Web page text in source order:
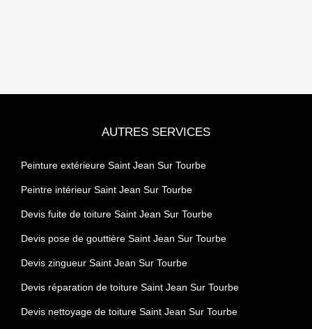
AUTRES SERVICES
Peinture extérieure Saint Jean Sur Tourbe
Peintre intérieur Saint Jean Sur Tourbe
Devis fuite de toiture Saint Jean Sur Tourbe
Devis pose de gouttière Saint Jean Sur Tourbe
Devis zingueur Saint Jean Sur Tourbe
Devis réparation de toiture Saint Jean Sur Tourbe
Devis nettoyage de toiture Saint Jean Sur Tourbe